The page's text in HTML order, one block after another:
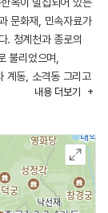
문화재, 민속자료가
. 청계천과 종로의
불리었으며,
계동, 소격동 그리고
온 곳이기도 하다.
지 그다지 큰 변화가
조도 근대적으로
형 필지와 임야를
하였는데, 현재
35번지, 계동
내용 더보기